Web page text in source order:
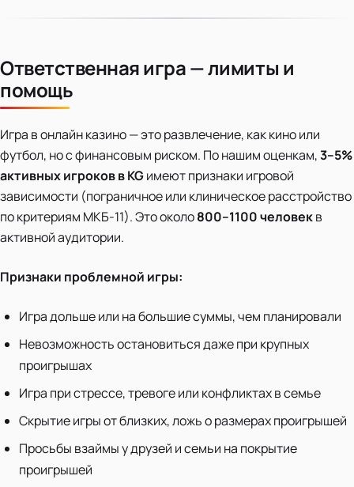
Ответственная игра — лимиты и
помощь
Игра в онлайн казино — это развлечение, как кино или
футбол, но с финансовым риском. По нашим оценкам,3–5%
активных игроков в KGимеют признаки игровой
зависимости (пограничное или клиническое расстройство
по критериям МКБ-11). Это около800–1100 человекв
активной аудитории.
Признаки проблемной игры:
Игра дольше или на большие суммы, чем планировали
Невозможность остановиться даже при крупных
проигрышах
Игра при стрессе, тревоге или конфликтах в семье
Скрытие игры от близких, ложь о размерах проигрышей
Просьбы взаймы у друзей и семьи на покрытие
проигрышей